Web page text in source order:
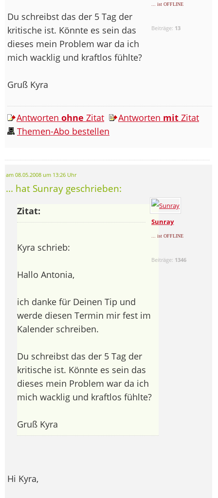
... ist OFFLINE
Beiträge: 13
Du schreibst das der 5 Tag der
kritische ist. Könnte es sein das
dieses mein Problem war da ich
mich wacklig und kraftlos fühlte?
Gruß Kyra
Antworten ohne Zitat Antworten mit Zitat
Themen-Abo bestellen
am 08.05.2008 um 13:26 Uhr
... hat Sunray geschrieben:
Sunray
... ist OFFLINE
Beiträge: 1346
Zitat:
Kyra schrieb:
Hallo Antonia,
ich danke für Deinen Tip und
werde diesen Termin mir fest im
Kalender schreiben.
Du schreibst das der 5 Tag der
kritische ist. Könnte es sein das
dieses mein Problem war da ich
mich wacklig und kraftlos fühlte?
Gruß Kyra
Hi Kyra,